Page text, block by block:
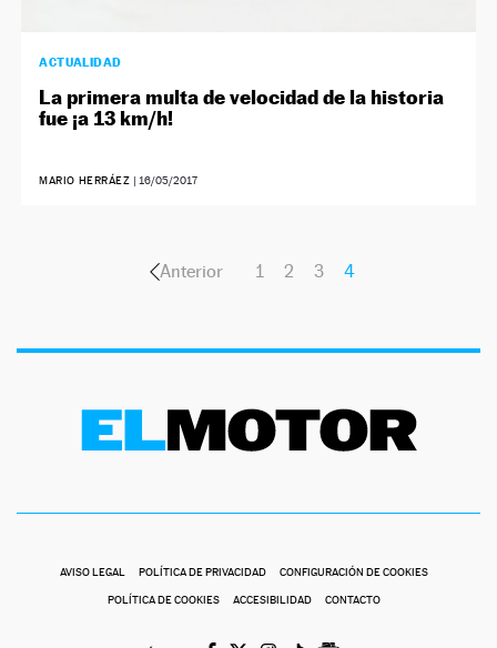
ACTUALIDAD
La primera multa de velocidad de la historia
fue ¡a 13 km/h!
MARIO HERRÁEZ | 16/05/2017
Anterior 1 2 3 4
AVISO LEGAL POLÍTICA DE PRIVACIDAD CONFIGURACIÓN DE COOKIES
POLÍTICA DE COOKIES ACCESIBILIDAD CONTACTO